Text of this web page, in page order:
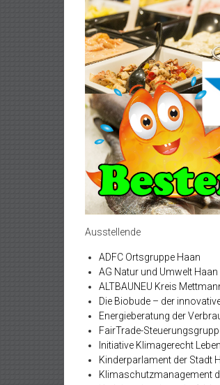
Ausstellende
ADFC Ortsgruppe Haan
AG Natur und Umwelt
ALTBAUNEU Kreis
Die Biobude – der
Energieberatung der
FairTrade-
Initiative Klimagerecht
Kinderparlament der Stadt